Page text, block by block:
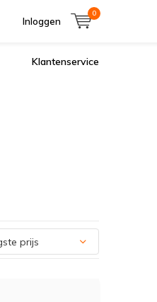
Inloggen
0
Klantenservice